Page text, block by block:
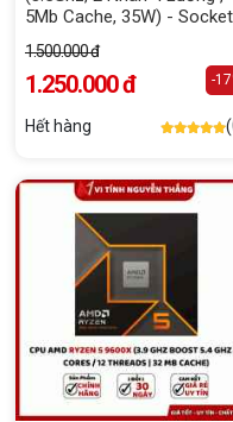
5Mb Cache, 35W) - Socket
1.500.000 đ
1.250.000 đ -
Hết hàng